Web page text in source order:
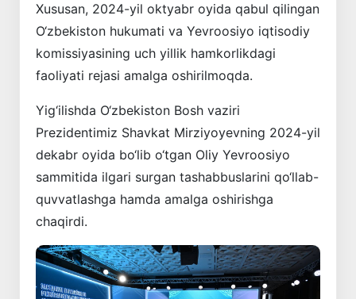
Xususan, 2024-yil oktyabr oyida qabul qilingan
O‘zbekiston hukumati va Yevroosiyo iqtisodiy
komissiyasining uch yillik hamkorlikdagi
faoliyati rejasi amalga oshirilmoqda.
Yig‘ilishda O‘zbekiston Bosh vaziri
Prezidentimiz Shavkat Mirziyoyevning 2024-yil
dekabr oyida bo‘lib o‘tgan Oliy Yevroosiyo
sammitida ilgari surgan tashabbuslarini qo‘llab-
quvvatlashga hamda amalga oshirishga
chaqirdi.